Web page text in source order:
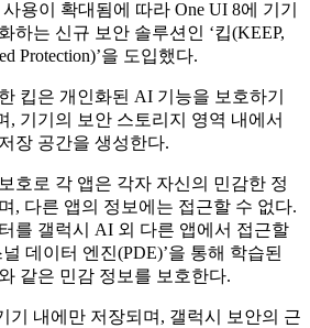
용이 확대됨에 따라 One UI 8에 기기
하는 신규 보안 솔루션인 ‘킵(KEEP,
Protection)’을 도입했다.
킵은 개인화된 AI 기능을 보호하기
, 기기의 보안 스토리지 영역 내에서
장 공간을 생성한다.
호로 각 앱은 각자 자신의 민감한 정
, 다른 앱의 정보에는 접근할 수 없다.
를 갤럭시 AI 외 다른 앱에서 접근할
데이터 엔진(PDE)’을 통해 학습된
같은 민감 정보를 보호한다.
기 내에만 저장되며, 갤럭시 보안의 근